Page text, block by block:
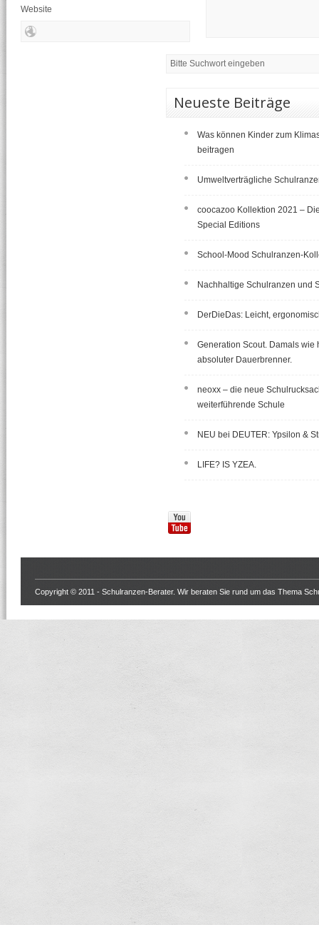
Website
Neueste Beiträge
Was können Kinder zum
beitragen
Umweltverträgliche
coocazoo Kollektion 2021 –
Special Editions
School-Mood Schulranzen-
Nachhaltige Schulranzen und
DerDieDas: Leicht,
Generation Scout. Damals wie
absoluter Dauerbrenner.
neoxx – die neue
weiterführende Schule
NEU bei DEUTER: Ypsilon &
LIFE? IS YZEA.
Copyright © 2011 - Schulranzen-Berater. Wir beraten Sie rund um das Thema